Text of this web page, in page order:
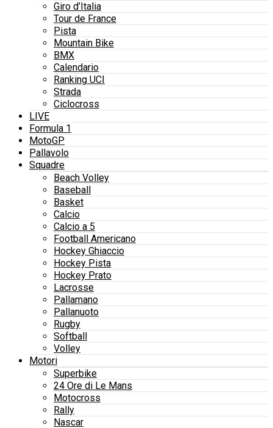
Giro d’Italia
Tour de France
Pista
Mountain Bike
BMX
Calendario
Ranking UCI
Strada
Ciclocross
LIVE
Formula 1
MotoGP
Pallavolo
Squadre
Beach Volley
Baseball
Basket
Calcio
Calcio a 5
Football Americano
Hockey Ghiaccio
Hockey Pista
Hockey Prato
Lacrosse
Pallamano
Pallanuoto
Rugby
Softball
Volley
Motori
Superbike
24 Ore di Le Mans
Motocross
Rally
Nascar